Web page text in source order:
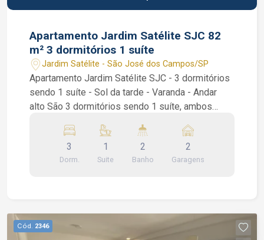
Apartamento Jardim Satélite SJC 82
m² 3 dormitórios 1 suíte
Jardim Satélite - São José dos Campos/SP
Apartamento Jardim Satélite SJC - 3 dormitórios
sendo 1 suíte - Sol da tarde - Varanda - Andar
alto São 3 dormitórios sendo 1 suíte, ambos
ruídos acústica com vidro triplo sobreposta nos
dormitórios, sala de 2 ambientes, varanda com
sacada e fechamento em vidro, cozinha com
imóvel Caique Lopes de CRECI 264.991 F (12)
99189-7273 WhatsApp e Claro.
3
Dorm.
1
Suite
2
Banho
2
Garagens
Cód. 2346